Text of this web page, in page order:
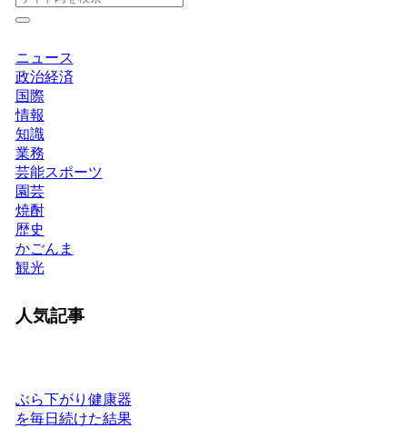
ニュース
政治経済
国際
情報
知識
業務
芸能スポーツ
園芸
焼酎
歴史
かごんま
観光
人気記事
ぶら下がり健康器
を毎日続けた結果